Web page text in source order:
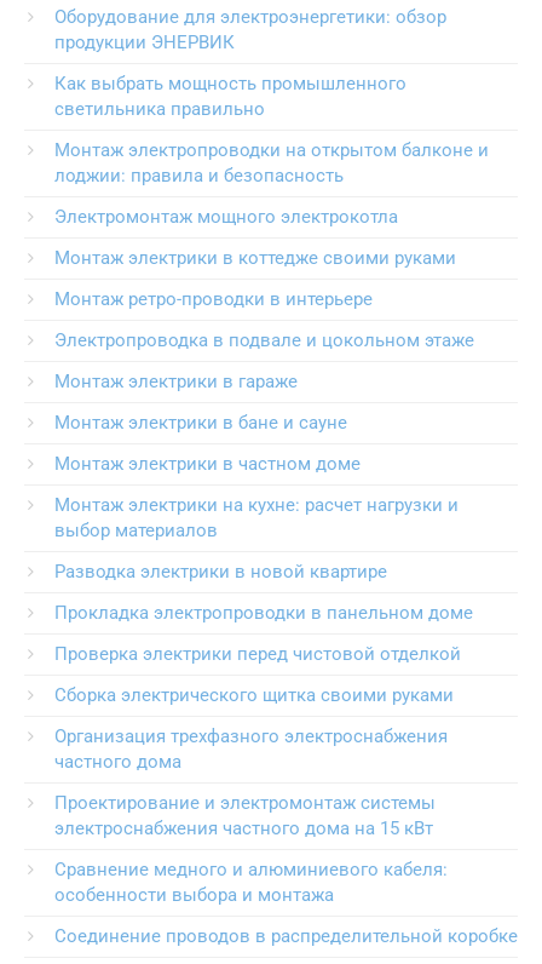
Оборудование для электроэнергетики: обзор
продукции ЭНЕРВИК
Как выбрать мощность промышленного
светильника правильно
Монтаж электропроводки на открытом балконе и
лоджии: правила и безопасность
Электромонтаж мощного электрокотла
Монтаж электрики в коттедже своими руками
Монтаж ретро-проводки в интерьере
Электропроводка в подвале и цокольном этаже
Монтаж электрики в гараже
Монтаж электрики в бане и сауне
Монтаж электрики в частном доме
Монтаж электрики на кухне: расчет нагрузки и
выбор материалов
Разводка электрики в новой квартире
Прокладка электропроводки в панельном доме
Проверка электрики перед чистовой отделкой
Сборка электрического щитка своими руками
Организация трехфазного электроснабжения
частного дома
Проектирование и электромонтаж системы
электроснабжения частного дома на 15 кВт
Сравнение медного и алюминиевого кабеля:
особенности выбора и монтажа
Соединение проводов в распределительной коробке